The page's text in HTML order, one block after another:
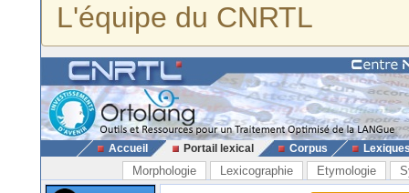
L'équipe du CNRTL
Accueil Portail lexical Corpus
Morphologie Lexicographie Etymologie